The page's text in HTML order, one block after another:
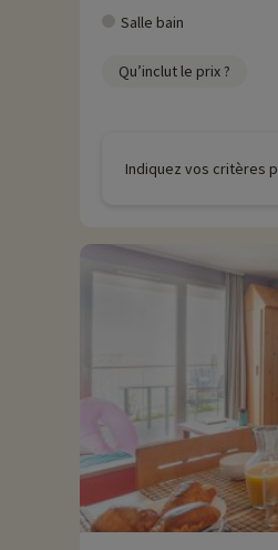
Salle bain
Qu’inclut le prix ?
Indiquez vos critères